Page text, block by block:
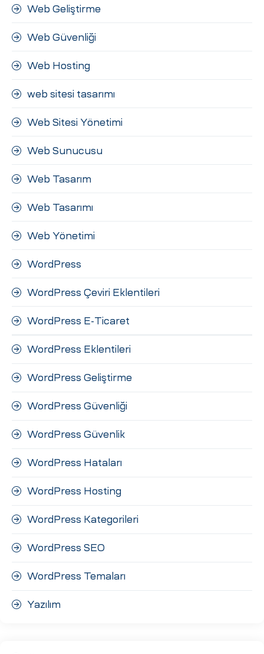
Web Geliştirme
Web Güvenliği
Web Hosting
web sitesi tasarımı
Web Sitesi Yönetimi
Web Sunucusu
Web Tasarım
Web Tasarımı
Web Yönetimi
WordPress
WordPress Çeviri Eklentileri
WordPress E-Ticaret
WordPress Eklentileri
WordPress Geliştirme
WordPress Güvenliği
WordPress Güvenlik
WordPress Hataları
WordPress Hosting
WordPress Kategorileri
WordPress SEO
WordPress Temaları
Yazılım